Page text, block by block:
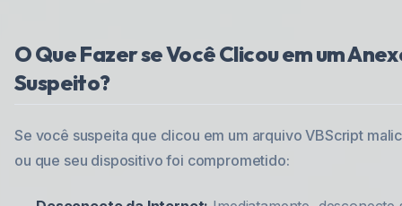
O Que Fazer se Você Clicou em um
Suspeito?
Se você suspeita que clicou em um arquivo VBScript
ou que seu dispositivo foi comprometido: